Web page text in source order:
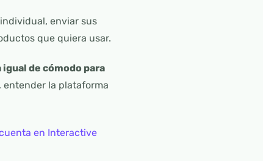
enviar sus
que quiera usar.
de cómodo para
entender la plataforma
en Interactive